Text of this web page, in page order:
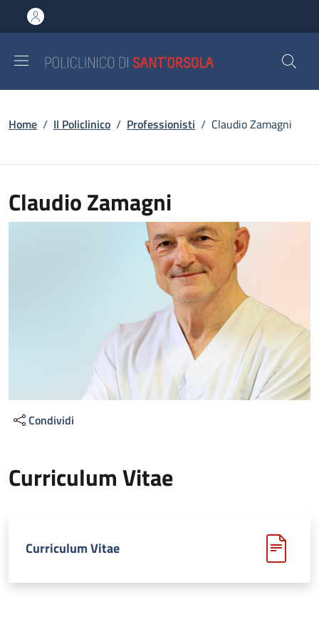
al contenuto principale
to footer content
Briciole di pane
Home / Il Policlinico / Professionisti / Claudio Zamagni
Claudio Zamagni
Condividi
Curriculum Vitae
Curriculum Vitae